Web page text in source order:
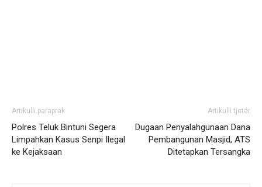
Artikulli paraprak
Polres Teluk Bintuni Segera
Limpahkan Kasus Senpi Ilegal
ke Kejaksaan
Artikulli tjetër
Dugaan Penyalahgunaan Dana
Pembangunan Masjid, ATS
Ditetapkan Tersangka